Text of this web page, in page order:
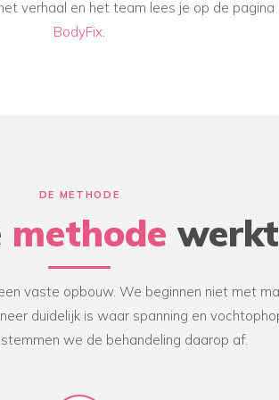
verhaal en het team lees je op de pagina
BodyFix.
DE METHODE
methode werkt
vaste opbouw. We beginnen niet met
duidelijk is waar spanning en
we de behandeling daarop af.